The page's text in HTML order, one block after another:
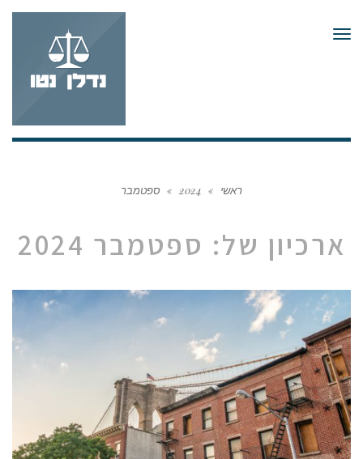
תפריט
ראשי »
2024
» ספטמבר
ארכיון של: ספטמבר 2024